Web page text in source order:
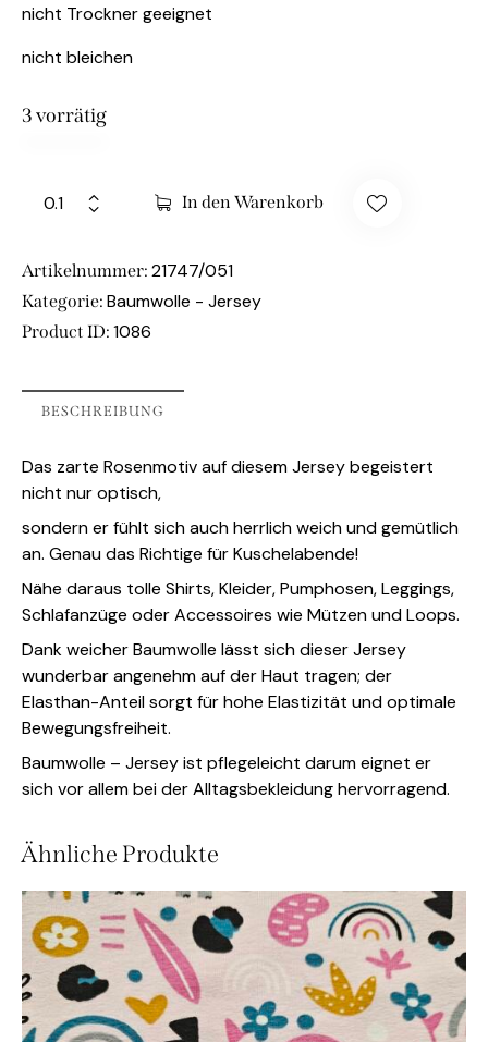
nicht Trockner geeignet
nicht bleichen
3 vorrätig
In den Warenkorb
Artikelnummer: 21747/051
Kategorie: Baumwolle - Jersey
Product ID: 1086
BESCHREIBUNG
Das zarte Rosenmotiv auf diesem Jersey begeistert
nicht nur optisch,
sondern er fühlt sich auch herrlich weich und gemütlich
an. Genau das Richtige für Kuschelabende!
Nähe daraus tolle Shirts, Kleider, Pumphosen, Leggings,
Schlafanzüge oder Accessoires wie Mützen und Loops.
Dank weicher Baumwolle lässt sich dieser Jersey
wunderbar angenehm auf der Haut tragen; der
Elasthan-Anteil sorgt für hohe Elastizität und optimale
Bewegungsfreiheit.
Baumwolle – Jersey ist pflegeleicht darum eignet er
sich vor allem bei der Alltagsbekleidung hervorragend.
Ähnliche Produkte